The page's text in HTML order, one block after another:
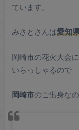
ています。
みさとさんは愛知
岡崎市の花火大会
いらっしゃるので
岡崎市のご出身な